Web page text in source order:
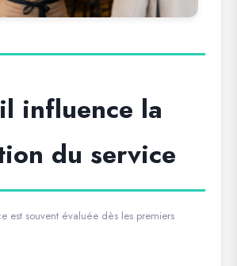
influence la
du service
est souvent évaluée dès les premiers